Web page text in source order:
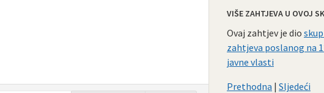
VIŠE ZAHTJEVA U OVOJ
Ovaj zahtjev je dio
zahtjeva poslanog na
javne vlasti
Prethodna | Sljedeći